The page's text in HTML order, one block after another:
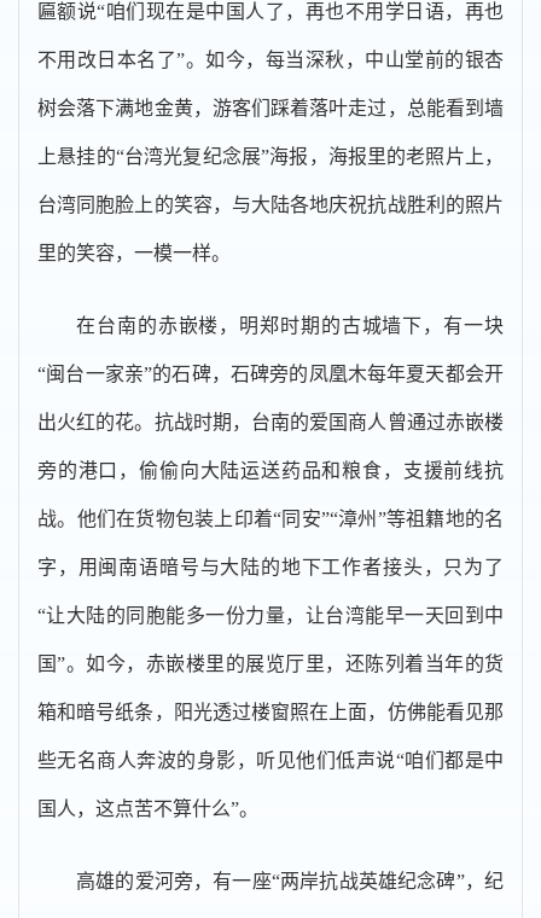
匾额说“咱们现在是中国人了，再也不用学日语，再也
不用改日本名了”。如今，每当深秋，中山堂前的银杏
树会落下满地金黄，游客们踩着落叶走过，总能看到墙
上悬挂的“台湾光复纪念展”海报，海报里的老照片上，
台湾同胞脸上的笑容，与大陆各地庆祝抗战胜利的照片
里的笑容，一模一样。
在台南的赤嵌楼，明郑时期的古城墙下，有一块
“闽台一家亲”的石碑，石碑旁的凤凰木每年夏天都会开
出火红的花。抗战时期，台南的爱国商人曾通过赤嵌楼
旁的港口，偷偷向大陆运送药品和粮食，支援前线抗
战。他们在货物包装上印着“同安”“漳州”等祖籍地的名
字，用闽南语暗号与大陆的地下工作者接头，只为了
“让大陆的同胞能多一份力量，让台湾能早一天回到中
国”。如今，赤嵌楼里的展览厅里，还陈列着当年的货
箱和暗号纸条，阳光透过楼窗照在上面，仿佛能看见那
些无名商人奔波的身影，听见他们低声说“咱们都是中
国人，这点苦不算什么”。
高雄的爱河旁，有一座“两岸抗战英雄纪念碑”，纪